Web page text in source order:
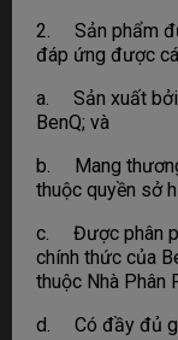
2. Sản phẩm
đáp ứng được
a. Sản xuất bởi
BenQ; và
b. Mang
thuộc quyền sở
c. Được phân
chính thức của
thuộc Nhà Phân
d. Có đầy đủ